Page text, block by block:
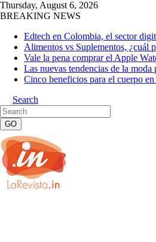
Thursday, August 6, 2026
BREAKING NEWS
Edtech en Colombia, el sector
Alimentos vs Suplementos, ¿cuál
Vale la pena comprar el Apple
Las nuevas tendencias de la moda
Cinco beneficios para el cuerpo
Search